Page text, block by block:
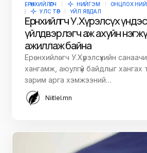
ЕРӨНХИЙЛӨГЧ НИЙГЭМ
ОНЦЛОХ
УЛС ТӨР
ҮЙЛ ЯВДАЛ
Ерөнхийлөгч У.Хүрэлсүх
үйлдвэрлэгч аж ахуйн
ажиллаж байна
Ерөнхийлөгч У.Хүрэлсүхийн
хангамж, аюулгүй байдлыг хангах
зарим арга хэмжээний…
Niitlel.mn